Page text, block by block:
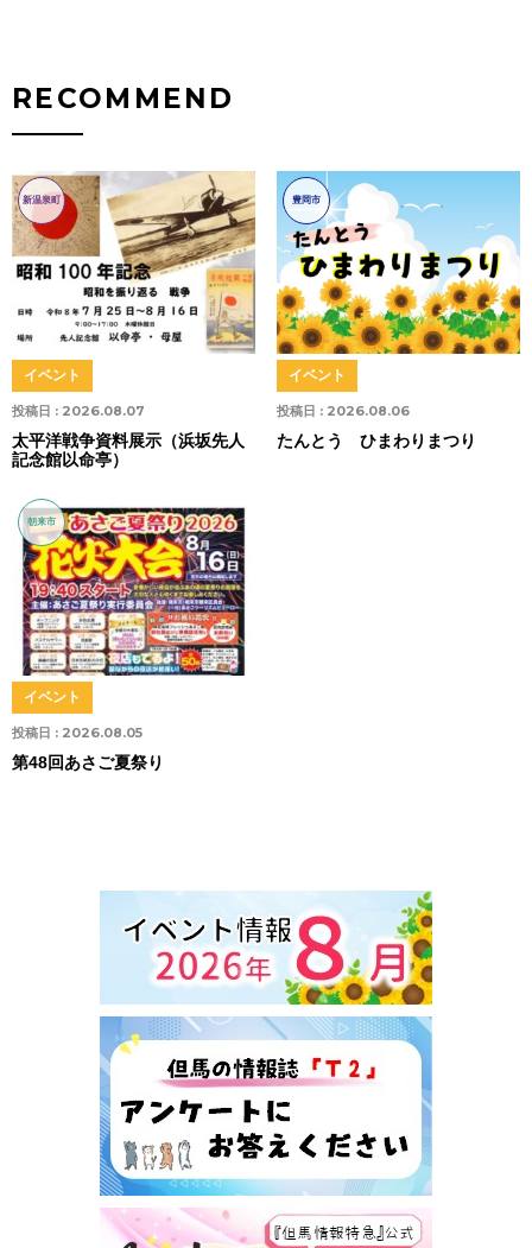
RECOMMEND
新温泉町
投稿日 : 2026.08.07
イベント
太平洋戦争資料展示（浜坂先人
記念館以命亭）
豊岡市
投稿日 : 2026.08.06
イベント
たんとう ひまわりまつり
朝来市
投稿日 : 2026.08.05
イベント
第48回あさご夏祭り